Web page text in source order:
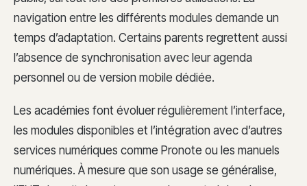
navigation entre les différents modules demande un
temps d’adaptation. Certains parents regrettent aussi
l’absence de synchronisation avec leur agenda
personnel ou de version mobile dédiée.
Les académies font évoluer régulièrement l’interface,
les modules disponibles et l’intégration avec d’autres
services numériques comme Pronote ou les manuels
numériques. À mesure que son usage se généralise,